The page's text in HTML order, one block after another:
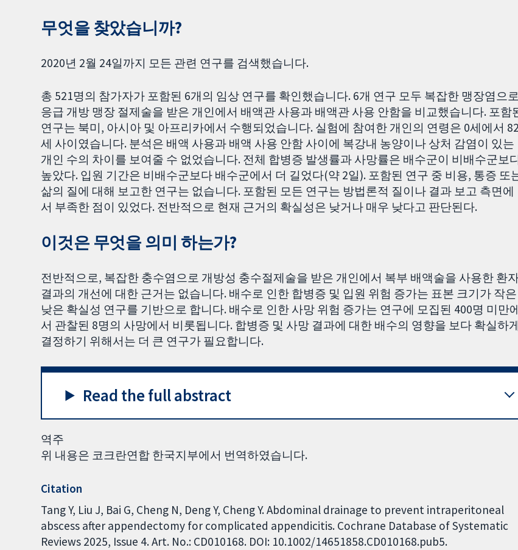
무엇을 찾았습니까?
2020년 2월 24일까지 모든 관련 연구를 검색했습니다.
총 521명의 참가자가 포함된 6개의 임상 연구를 확인했습니다. 6개 연구 모두 복잡한 맹장염으로
응급 개방 맹장 절제술을 받은 개인에서 배액관 사용과 배액관 사용 안함을 비교했습니다. 포함
연구는 북미, 아시아 및 아프리카에서 수행되었습니다. 실험에 참여한 개인의 연령은 0세에서 82
세 사이였습니다. 분석은 배액 사용과 배액 사용 안함 사이에 복강내 농양이나 상처 감염이 있는
개인 수의 차이를 보여줄 수 없었습니다. 전체 합병증 발생률과 사망률은 배수군이 비배수군보
높았다. 입원 기간은 비배수군보다 배수군에서 더 길었다(약 2일). 포함된 연구 중 비용, 통증 또
삶의 질에 대해 보고한 연구는 없습니다. 포함된 모든 연구는 방법론적 질이나 결과 보고 측면에
서 부족한 점이 있었다. 전반적으로 현재 근거의 확실성은 낮거나 매우 낮다고 판단된다.
이것은 무엇을 의미 하는가?
전반적으로, 복잡한 충수염으로 개방성 충수절제술을 받은 개인에서 복부 배액술을 사용한 환
결과의 개선에 대한 근거는 없습니다. 배수로 인한 합병증 및 입원 위험 증가는 표본 크기가 작은
낮은 확실성 연구를 기반으로 합니다. 배수로 인한 사망 위험 증가는 연구에 모집된 400명 미만
서 관찰된 8명의 사망에서 비롯됩니다. 합병증 및 사망 결과에 대한 배수의 영향을 보다 확실하
결정하기 위해서는 더 큰 연구가 필요합니다.
Read the full abstract
역주
위 내용은 코크란연합 한국지부에서 번역하였습니다.
Citation
Tang Y, Liu J, Bai G, Cheng N, Deng Y, Cheng Y. Abdominal drainage to prevent intraperitoneal
abscess after appendectomy for complicated appendicitis. Cochrane Database of Systematic
Reviews 2025, Issue 4. Art. No.: CD010168. DOI: 10.1002/14651858.CD010168.pub5.